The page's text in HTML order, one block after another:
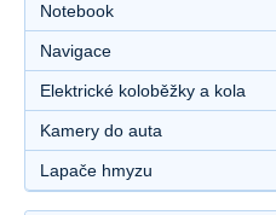
Notebook
Navigace
Elektrické koloběžky a kola
Kamery do auta
Lapače hmyzu